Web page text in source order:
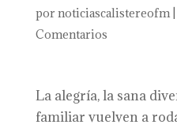
por noticiascalistereofm|
Comentarios
La alegría, la sana
familiar vuelven a